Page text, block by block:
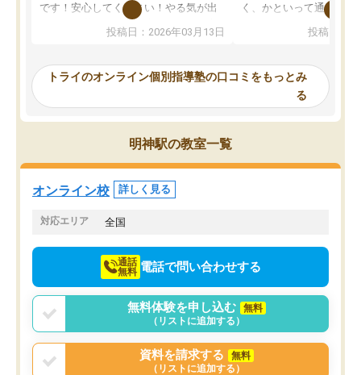
です！安心してください！やる気が出
ないのは私たち講師の責任です」と言
ってくださり、確かに！と考えて、思
ったんですが、学生の先生から学ぶこ
み、徐々に成績が上がったらいいなと
思っていました。何が今足りないのか
を的確に指導いただき、子どももびっ
くりするほど楽しんでやる気を持って
塾を受けています。狙い通り、少しず
つ成績も上がり、苦手意識も無くなっ
てきたので、さらに苦手な数学も追加
でお願いしました。来年の高校受験に
投稿日：2026年03月13日
く、かといって通うには
可能なので本当に助か
らないところをピンポイ
頂いて、とてもわかり
していました。一生を
スト、多少お金がかかっ
投稿日：
トライのオンライン個別指導塾の口コミをもっとみ
る
明神駅の教室一覧
オンライン校 詳しく見る
対応エリア 全国
通話
無料 電話で問い合わせする
無料体験を申し込む
無料
（リストに追加する）
資料を請求する
無料
（リストに追加する）